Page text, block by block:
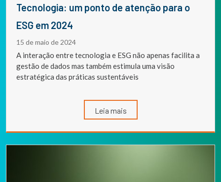
Tecnologia: um ponto de atenção para o
ESG em 2024
15 de maio de 2024
A interação entre tecnologia e ESG não apenas facilita a
gestão de dados mas também estimula uma visão
estratégica das práticas sustentáveis
Leia mais